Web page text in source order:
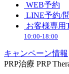
WEB予約
LINE予約/
お客様専用
10:00-18:00
キャンペーン情報
PRP治療 PRP